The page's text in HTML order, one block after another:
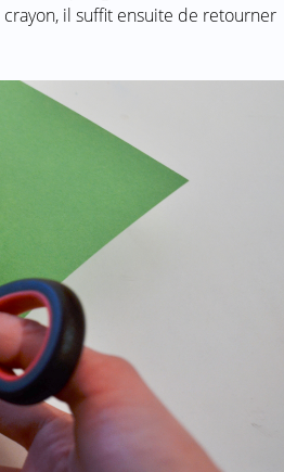
crayon, il suffit ensuite de retourner